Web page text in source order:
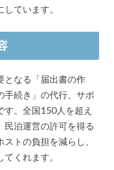
ています。
となる「届出書の作
手続き」の代行、サポ
す。全国150人を超え
民泊運営の許可を得る
トの負担を減らし、
くれます。